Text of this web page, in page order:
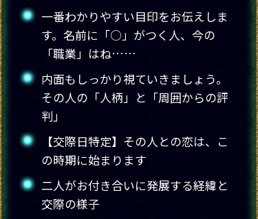
一番わかりやすい目印をお伝えしま
す。名前に「○」がつく人、今の
「職業」はね……
内面もしっかり視ていきましょう。
その人の「人柄」と「周囲からの評
判」
【交際日特定】その人との恋は、こ
の時期に始まります
二人がお付き合いに発展する経緯と
交際の様子